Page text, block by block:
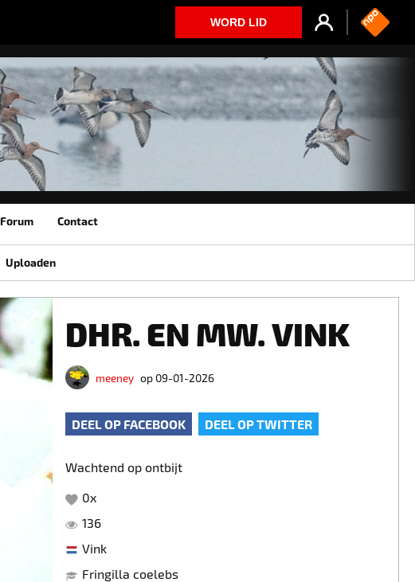
WORD LID
Forum Contact
Uploaden
DHR. EN MW. VINK
meeney op 09-01-2026
DEEL OP FACEBOOK DEEL OP TWITTER
Wachtend op ontbijt
0x
136
Vink
Fringilla coelebs